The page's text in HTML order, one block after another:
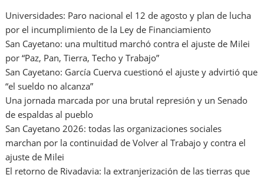
Universidades: Paro nacional el 12 de agosto y plan de lucha
por el incumplimiento de la Ley de Financiamiento
San Cayetano: una multitud marchó contra el ajuste de Milei
por “Paz, Pan, Tierra, Techo y Trabajo”
San Cayetano: García Cuerva cuestionó el ajuste y advirtió que
“el sueldo no alcanza”
Una jornada marcada por una brutal represión y un Senado
de espaldas al pueblo
San Cayetano 2026: todas las organizaciones sociales
marchan por la continuidad de Volver al Trabajo y contra el
ajuste de Milei
El retorno de Rivadavia: la extranjerización de las tierras que